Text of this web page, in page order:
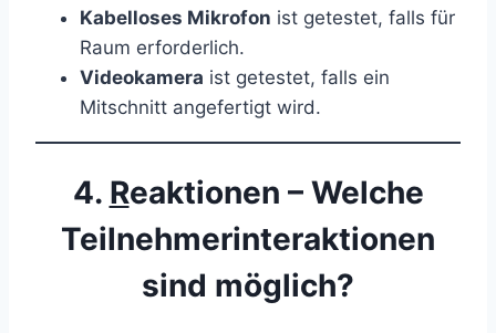
Kabelloses Mikrofon ist getestet, falls für
Raum erforderlich.
Videokamera ist getestet, falls ein
Mitschnitt angefertigt wird.
4. Reaktionen – Welche
Teilnehmerinteraktionen
sind möglich?